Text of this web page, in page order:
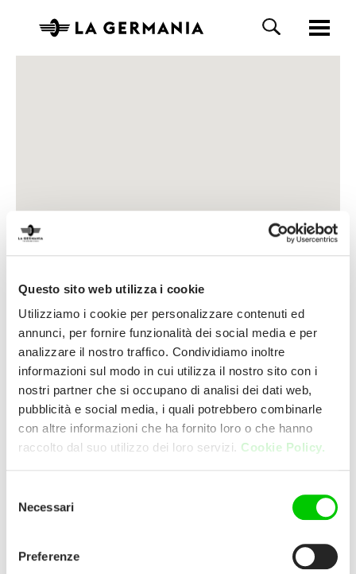
Questo sito web utilizza i cookie
Utilizziamo i cookie per personalizzare contenuti ed
annunci, per fornire funzionalità dei social media e per
analizzare il nostro traffico. Condividiamo inoltre
informazioni sul modo in cui utilizza il nostro sito con i
nostri partner che si occupano di analisi dei dati web,
pubblicità e social media, i quali potrebbero combinarle
con altre informazioni che ha fornito loro o che hanno
raccolto dal suo utilizzo dei loro servizi. Cookie Policy.
delNecessari
Preferenze
CO-RE SOCIETA’
COOPERATIVA
20852 VILLASANTA Italia
E:barzaghisas@virgilio.it